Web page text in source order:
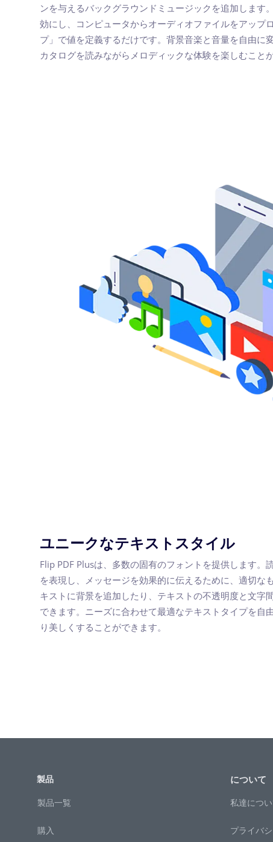
ンを与えるバックグラウンドミュージックを追加します
効にし、コンピュータからオーディオファイルをアップ
プ」で値を定義するだけです。背景音楽と音量を自由に
カタログを読みながらメロディックな体験を楽しむことが
ユニークなテキストスタイル
Flip PDF Plusは、多数の固有のフォントを提供します。
を表現し、メッセージを効果的に伝えるために、適切な
キストに背景を追加したり、テキストの不透明度と文字
できます。ニーズに合わせて最適なテキストタイプを自
り美しくすることができます。
製品
製品一覧
購入
について
私達につい
プライバ